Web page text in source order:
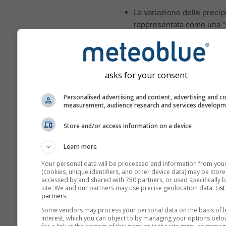
La variazione delle
rappresentata come una
aumentano con il
di previsione.
La previsione è generata
diversi run del modello
valutare la prevedibilità
Ulteriori dati meteo
asks for your consent
Personalised advertising and content, advertising and
measurement, audience research and services
Store and/or access information on a device
Learn more
Your personal data will be processed and information from
(cookies, unique identifiers, and other device data) may be
accessed by and shared with 750 partners, or used specifically
site. We and our partners may use precise geolocation data.
partners.
Some vendors may process your personal data on the basis of
interest, which you can object to by managing your options